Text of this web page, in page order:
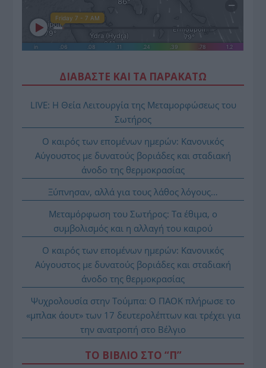
ΔΙΑΒΑΣΤΕ ΚΑΙ ΤΑ ΠΑΡΑΚΑΤΩ
LIVE: Η Θεία Λειτουργία της Μεταμορφώσεως του
Σωτήρος
Ο καιρός των επομένων ημερών: Κανονικός
Αύγουστος με δυνατούς βοριάδες και σταδιακή
άνοδο της θερμοκρασίας
Ξύπνησαν, αλλά για τους λάθος λόγους…
Μεταμόρφωση του Σωτήρος: Τα έθιμα, ο
συμβολισμός και η αλλαγή του καιρού
Ο καιρός των επομένων ημερών: Κανονικός
Αύγουστος με δυνατούς βοριάδες και σταδιακή
άνοδο της θερμοκρασίας
Ψυχρολουσία στην Τούμπα: Ο ΠΑΟΚ πλήρωσε το
«μπλακ άουτ» των 17 δευτερολέπτων και τρέχει για
την ανατροπή στο Βέλγιο
ΤΟ ΒΙΒΛΙΟ ΣΤΟ “Π”